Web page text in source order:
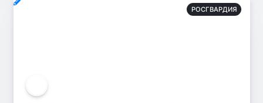
РОСГВАРДИЯ